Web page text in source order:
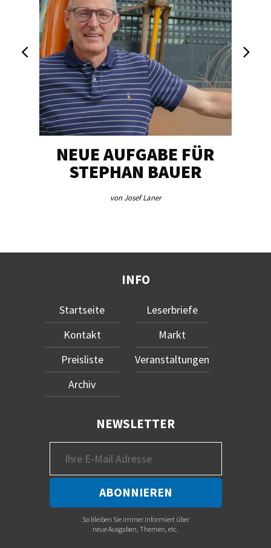
NEUE AUFGABE FÜR
STEPHAN BAUER
von Josef Laner
INFO
Startseite
Kontakt
Preisliste
Archiv
Leserbriefe
Markt
Veranstaltungen
NEWSLETTER
So bleiben Sie immer informiert über
neue Ausgaben, Themen, etc.